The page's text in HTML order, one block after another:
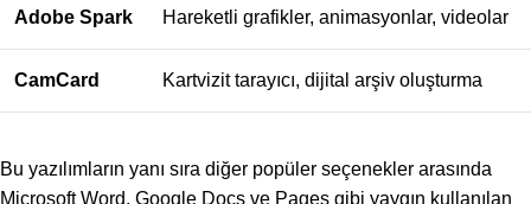
Adobe Spark Hareketli grafikler, animasyonlar, videolar
CamCard Kartvizit tarayıcı, dijital arşiv oluşturma
Bu yazılımların yanı sıra diğer popüler seçenekler arasında
Microsoft Word, Google Docs ve Pages gibi yaygın kullanılan